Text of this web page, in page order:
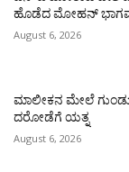
ಹೊಡೆದ ಮೋಹನ್
August 6, 2026
ಮಾಲೀಕನ ಮೇಲೆ
ದರೋಡೆಗೆ ಯತ್ನ
August 6, 2026